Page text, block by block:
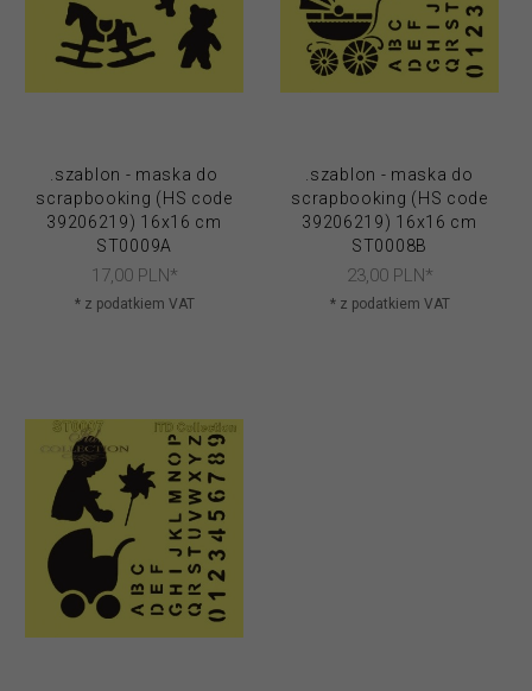
.szablon - maska do
scrapbooking (HS code
39206219) 16x16 cm
ST0009A
17, 00 PLN*
* z podatkiem VAT
.szablon - maska do
scrapbooking (HS code
39206219) 16x16 cm
ST0008B
23, 00 PLN*
* z podatkiem VAT